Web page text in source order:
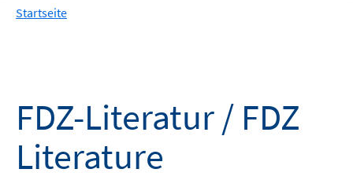
Startseite
FDZ-Literatur / FDZ
Literature